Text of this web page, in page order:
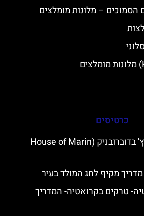
כרטיסים
הבית של מרין דרזיץ' בדוברובניק (House of Marin
מקיף לחג המולד בעיר
טרקים בקרואטיה- המדריך